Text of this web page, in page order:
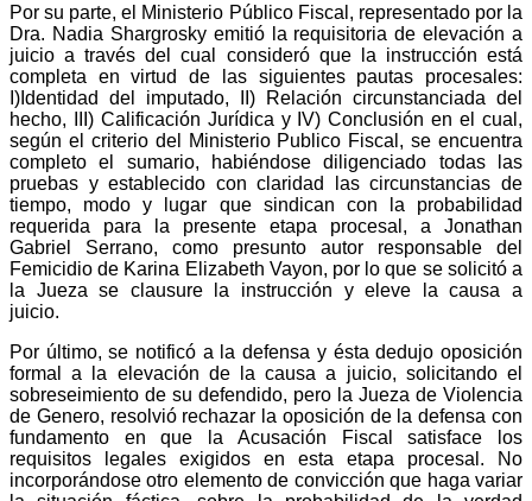
Por su parte, el Ministerio Público Fiscal, representado por la
Dra. Nadia Shargrosky emitió la requisitoria de elevación a
juicio a través del cual consideró que la instrucción está
completa en virtud de las siguientes pautas procesales:
I)Identidad del imputado, II) Relación circunstanciada del
hecho, III) Calificación Jurídica y IV) Conclusión en el cual,
según el criterio del Ministerio Publico Fiscal, se encuentra
completo el sumario, habiéndose diligenciado todas las
pruebas y establecido con claridad las circunstancias de
tiempo, modo y lugar que sindican con la probabilidad
requerida para la presente etapa procesal, a Jonathan
Gabriel Serrano, como presunto autor responsable del
Femicidio de Karina Elizabeth Vayon, por lo que se solicitó a
la Jueza se clausure la instrucción y eleve la causa a
juicio.
Por último, se notificó a la defensa y ésta dedujo oposición
formal a la elevación de la causa a juicio, solicitando el
sobreseimiento de su defendido, pero la Jueza de Violencia
de Genero, resolvió rechazar la oposición de la defensa con
fundamento en que la Acusación Fiscal satisface los
requisitos legales exigidos en esta etapa procesal. No
incorporándose otro elemento de convicción que haga variar